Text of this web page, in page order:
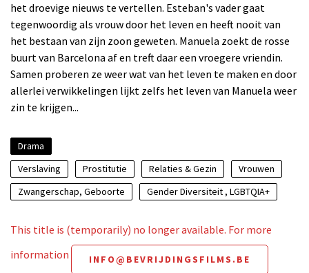
het droevige nieuws te vertellen. Esteban's vader gaat
tegenwoordig als vrouw door het leven en heeft nooit van
het bestaan van zijn zoon geweten. Manuela zoekt de rosse
buurt van Barcelona af en treft daar een vroegere vriendin.
Samen proberen ze weer wat van het leven te maken en door
allerlei verwikkelingen lijkt zelfs het leven van Manuela weer
zin te krijgen...
Drama
Verslaving
Prostitutie Relaties & Gezin
Vrouwen
Zwangerschap, Geboorte
Gender Diversiteit , LGBTQIA+
This title is (temporarily) no longer available. For more
information
INFO@BEVRIJDINGSFILMS.BE